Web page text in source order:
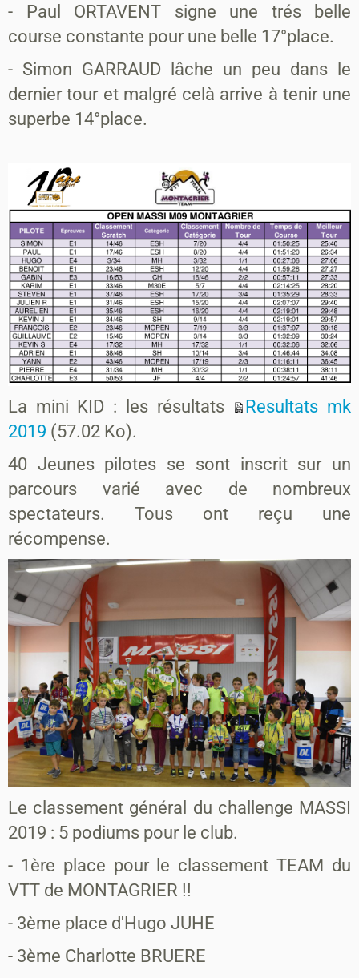
- Paul ORTAVENT signe une trés belle
course constante pour une belle 17°place.
- Simon GARRAUD lâche un peu dans le
dernier tour et malgré celà arrive à tenir une
superbe 14°place.
La mini KID : les résultats
Resultats mk
2019 (57.02 Ko).
40 Jeunes pilotes se sont inscrit sur un
parcours varié avec de nombreux
spectateurs. Tous ont reçu une
récompense.
Le classement général du challenge MASSI
2019 : 5 podiums pour le club.
- 1ère place pour le classement TEAM du
VTT de MONTAGRIER !!
- 3ème place d'Hugo JUHE
- 3ème Charlotte BRUERE